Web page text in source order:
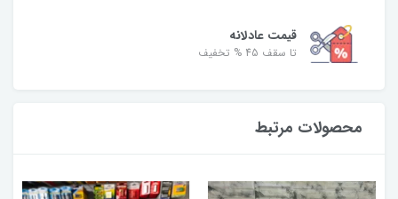
قیمت عادلانه
تا سقف 45 % تخفیف
محصولات مرتبط